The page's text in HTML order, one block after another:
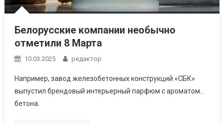
Белорусские компании необычно
отметили 8 Марта
10.03.2025 редактор
Например, завод железобетонных конструкций «СБК»
выпустил брендовый интерьерный парфюм с ароматом…
бетона.